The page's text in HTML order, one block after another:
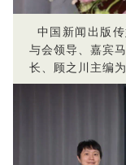
中国新闻出版
与会领导、嘉宾
长、顾之川主编为